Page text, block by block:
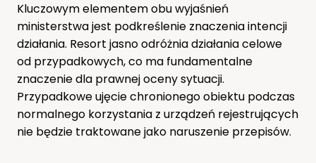
Kluczowym elementem obu wyjaśnień
ministerstwa jest podkreślenie znaczenia intencji
działania. Resort jasno odróżnia działania celowe
od przypadkowych, co ma fundamentalne
znaczenie dla prawnej oceny sytuacji.
Przypadkowe ujęcie chronionego obiektu podczas
normalnego korzystania z urządzeń rejestrujących
nie będzie traktowane jako naruszenie przepisów.